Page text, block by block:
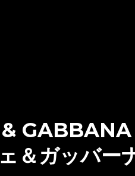
GABBANA
＆ガッバー